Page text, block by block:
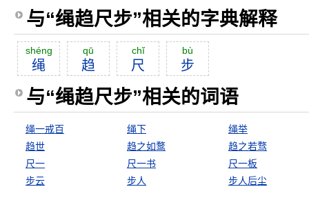
与“绳趋尺步”相关的字典解释
shéng
绳
qū
趋
chĭ
尺
bù
步
与“绳趋尺步”相关的词语
绳一戒百 绳下
绳举
趋世
趋之如鹜
趋之若骛
尺一
尺一书
尺一板
步云
步人 步人后尘